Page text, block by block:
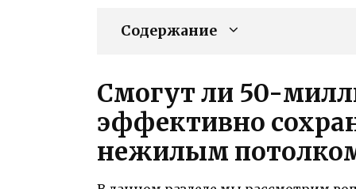
Содержание
Смогут ли 50-
эффективно
нежилым